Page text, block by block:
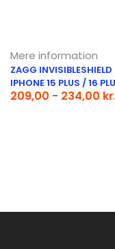
Mere information
ZAGG
IPHONE 15 PLUS / 16
209,00 - 234,00